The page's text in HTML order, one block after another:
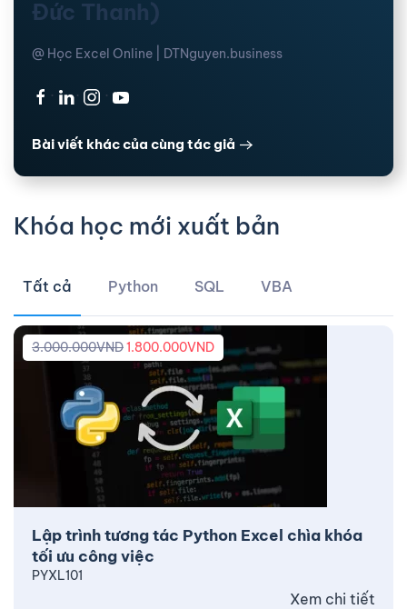
Đức Thanh)
@ Học Excel Online | DTNguyen.business
· · ·
Bài viết khác của cùng tác giả
Khóa học mới xuất bản
Tất cả Python SQL VBA
Lập trình tương tác Python Excel chìa khóa
tối ưu công việc
3.000.000VND1.800.000VND
PYXL101
Xem chi tiết